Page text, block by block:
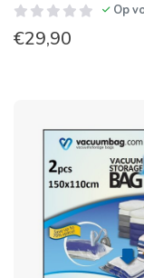
Op
€29,90